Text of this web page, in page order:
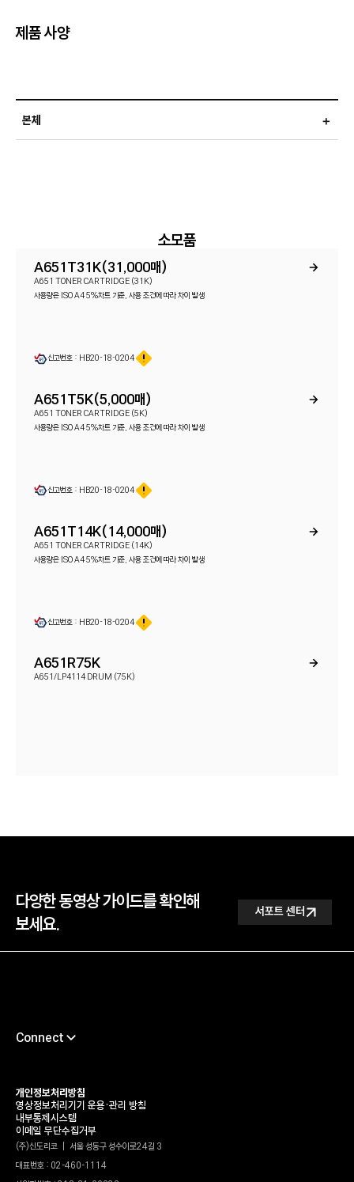
제품 사양
본체
소모품
A651T31K(31,000매)
A651 TONER CARTRIDGE (31K)
사용량은 ISO A4 5%차트 기준, 사용 조건에 따라 차이 발생
신고번호 : HB20-18-0204
A651T5K(5,000매)
A651 TONER CARTRIDGE (5K)
사용량은 ISO A4 5%차트 기준, 사용 조건에 따라 차이 발생
신고번호 : HB20-18-0204
A651T14K(14,000매)
A651 TONER CARTRIDGE (14K)
사용량은 ISO A4 5%차트 기준, 사용 조건에 따라 차이 발생
신고번호 : HB20-18-0204
A651R75K
A651/LP4114 DRUM (75K)
다양한 동영상 가이드를 확인해
보세요.
서포트 센터
서포트 센터
Connect
서포트센터
타륜
가헌신도재단
신도리코 유튜브
개인정보처리방침
영상정보처리기기 운용•관리 방침
내부통제시스템
이메일 무단수집거부
(주)신도리코 | 서울 성동구 성수이로24길 3
대표번호 : 02-460-1114